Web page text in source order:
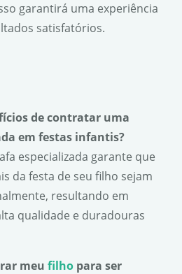
garantirá uma experiência
satisfatórios.
de contratar uma
em festas infantis?
especializada garante que
da festa de seu filho sejam
resultando em
qualidade e duradouras
meu filho para ser